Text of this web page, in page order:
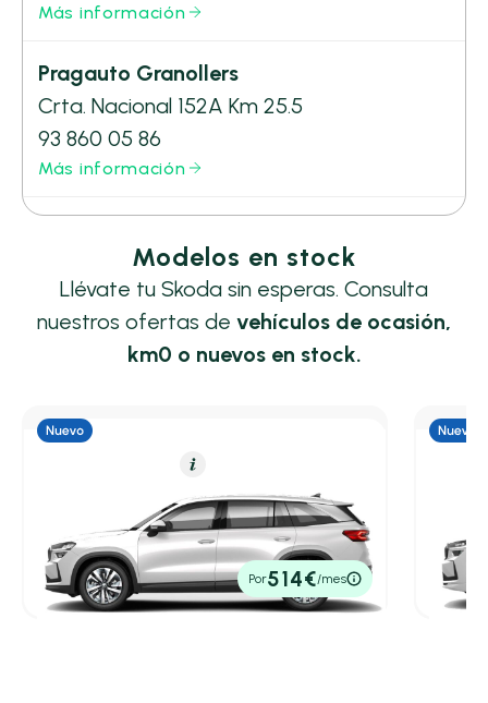
Más información
Pragauto Granollers
Crta. Nacional 152A Km 25.5
93 860 05 86
Más información
Modelos en stock
Llévate tu Skoda sin esperas. Consulta
nuestros ofertas de vehículos de ocasión,
km0 o nuevos en stock.
Skoda Kodiaq
1.5 TSI 150KW DSG PHEV Selection
0,40 l/100 Km
204cvAutomático
42.599€
P.V.P. contado
Por514€/mes
1,70 l/
P.V.P.